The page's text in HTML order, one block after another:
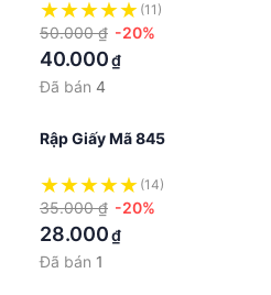
(11)
50.000 ₫ -20%
40.000₫
Đã bán 4
Rập Giấy Mã 845
(14)
35.000 ₫ -20%
28.000₫
Đã bán 1